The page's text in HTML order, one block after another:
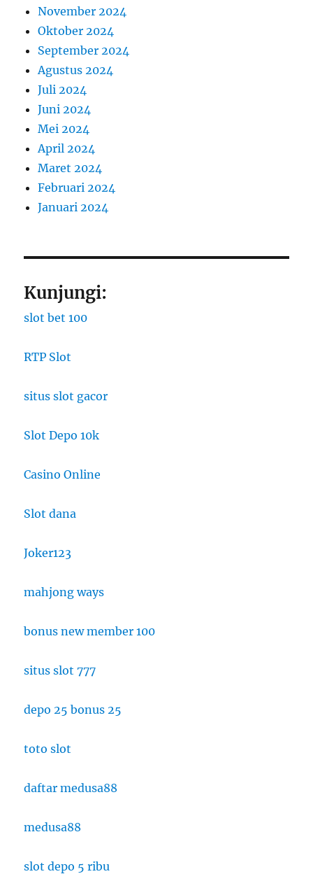
November 2024
Oktober 2024
September 2024
Agustus 2024
Juli 2024
Juni 2024
Mei 2024
April 2024
Maret 2024
Februari 2024
Januari 2024
Kunjungi:
slot bet 100
RTP Slot
situs slot gacor
Slot Depo 10k
Casino Online
Slot dana
Joker123
mahjong ways
bonus new member 100
situs slot 777
depo 25 bonus 25
toto slot
daftar medusa88
medusa88
slot depo 5 ribu